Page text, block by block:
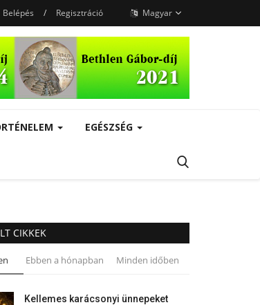
Belépés / Regisztráció Magyar
EGÉSZSÉG
CIKKEK
Ebben a hónapban Minden időben
Kellemes karácsonyi ünnepeket